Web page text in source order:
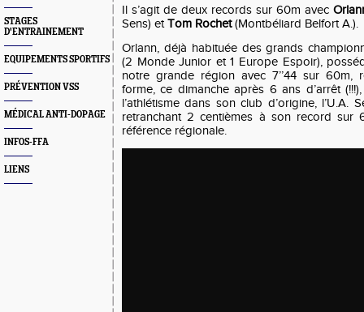
STAGES
D'ENTRAINEMENT
EQUIPEMENTS SPORTIFS
PRÉVENTION VSS
MÉDICAL ANTI-DOPAGE
INFOS-FFA
LIENS
Il s’agit de deux records sur 60m avec
Sens) etTom Rochet(Montbéliard Belfort A.).
Orlann, déjà habituée des grands
(2 Monde Junior et 1 Europe Espoir),
notre grande région avec 7’’44 sur 60m,
forme, ce dimanche après 6 ans d’arrêt
l’athlétisme dans son club d’origine, l’U.A.
retranchant 2 centièmes à son record sur
référence régionale.